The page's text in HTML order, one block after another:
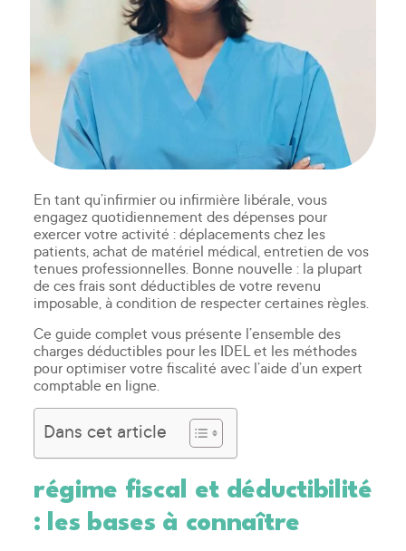
IDEL frais professionnels
En tant qu’infirmier ou infirmière libérale, vous
engagez quotidiennement des dépenses pour
exercer votre activité : déplacements chez les
patients, achat de matériel médical, entretien de vos
tenues professionnelles. Bonne nouvelle : la plupart
de ces frais sont déductibles de votre revenu
imposable, à condition de respecter certaines règles.
Ce guide complet vous présente l’ensemble des
charges déductibles pour les IDEL et les méthodes
pour optimiser votre fiscalité avec l’aide d’un expert
comptable en ligne.
Dans cet article
régime fiscal et déductibilité
: les bases à connaître